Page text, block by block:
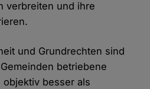
verbreiten und ihre
und Grundrechten sind
betriebene
objektiv besser als